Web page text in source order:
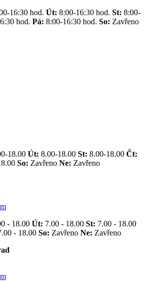
16:30 hod. Út: 8:00-16:30 hod. St: 8:00-
hod. Pá: 8:00-16:30 hod. So: Zavřeno
18.00 Út: 8.00-18.00 St: 8.00-18.00 Čt:
So: Zavřeno Ne: Zavřeno
- 18.00 Út: 7.00 - 18.00 St: 7.00 - 18.00
- 18.00 So: Zavřeno Ne: Zavřeno